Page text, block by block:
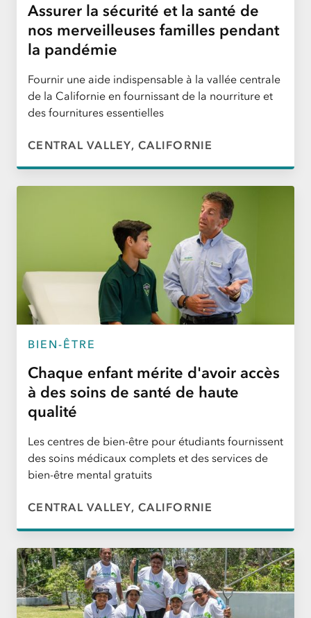
Assurer la sécurité et la santé de
nos merveilleuses familles pendant
la pandémie
Fournir une aide indispensable à la vallée centrale
de la Californie en fournissant de la nourriture et
des fournitures essentielles
CENTRAL VALLEY, CALIFORNIE
BIEN-ÊTRE
Chaque enfant mérite d'avoir accès
à des soins de santé de haute
qualité
Les centres de bien-être pour étudiants fournissent
des soins médicaux complets et des services de
bien-être mental gratuits
CENTRAL VALLEY, CALIFORNIE